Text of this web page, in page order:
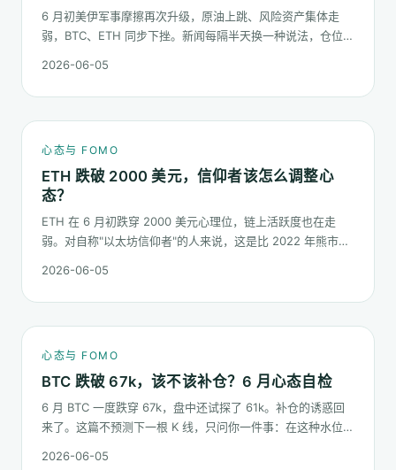
6 月初美伊军事摩擦再次升级，原油上跳、风险资产集体走
弱，BTC、ETH 同步下挫。新闻每隔半天换一种说法，仓位却
按哪几条规矩走。
2026-06-05
心态与 FOMO
ETH 跌破 2000 美元，信仰者该怎么调整心
态？
ETH 在 6 月初跌穿 2000 美元心理位，链上活跃度也在走
弱。对自称"以太坊信仰者"的人来说，这是比 2022 年熊市更
慢慢磨低的价格。
2026-06-05
心态与 FOMO
BTC 跌破 67k，该不该补仓？6 月心态自检
6 月 BTC 一度跌穿 67k，盘中还试探了 61k。补仓的诱惑回
来了。这篇不预测下一根 K 线，只问你一件事：在这种水位面
2026-06-05